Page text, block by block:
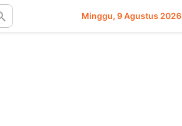
Minggu 9 Agustus 2026